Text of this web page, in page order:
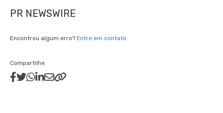
PR NEWSWIRE
Encontrou algum erro? Entre em contato
Compartilhe